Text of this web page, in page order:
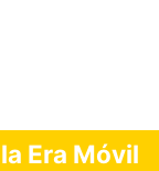
Era Móvil